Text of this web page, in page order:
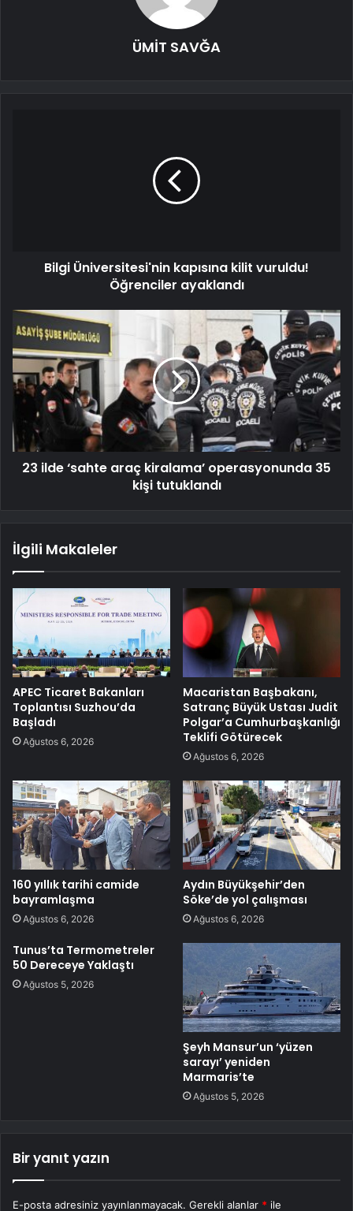
ÜMİT SAVĞA
Bilgi Üniversitesi'nin kapısına kilit vuruldu!
Öğrenciler ayaklandı
23 ilde ‘sahte araç kiralama’ operasyonunda 35
kişi tutuklandı
İlgili Makaleler
APEC Ticaret Bakanları
Toplantısı Suzhou’da
Başladı
Ağustos 6, 2026
Macaristan Başbakanı,
Satranç Büyük Ustası Judit
Polgar’a Cumhurbaşkanlığı
Teklifi Götürecek
Ağustos 6, 2026
160 yıllık tarihi camide
bayramlaşma
Ağustos 6, 2026
Aydın Büyükşehir’den
Söke’de yol çalışması
Ağustos 6, 2026
Tunus’ta Termometreler
50 Dereceye Yaklaştı
Ağustos 5, 2026
Şeyh Mansur’un ‘yüzen
sarayı’ yeniden
Marmaris’te
Ağustos 5, 2026
Bir yanıt yazın
E-posta adresiniz yayınlanmayacak. Gerekli alanlar * ile